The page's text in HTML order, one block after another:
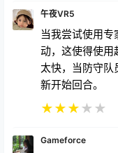
午夜VR5
当我尝试使用
动，这使得使用
太快，当防守
新开始回合。
★★★★ ★
Gameforce